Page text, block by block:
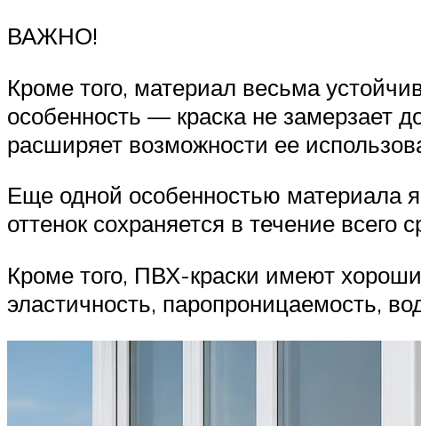
ВАЖНО!
Кроме того, материал весьма
особенность — краска не замерзает
расширяет возможности ее
Еще одной особенностью материала
оттенок сохраняется в течение
Кроме того, ПВХ-краски имеют
эластичность, паропроницаемость,